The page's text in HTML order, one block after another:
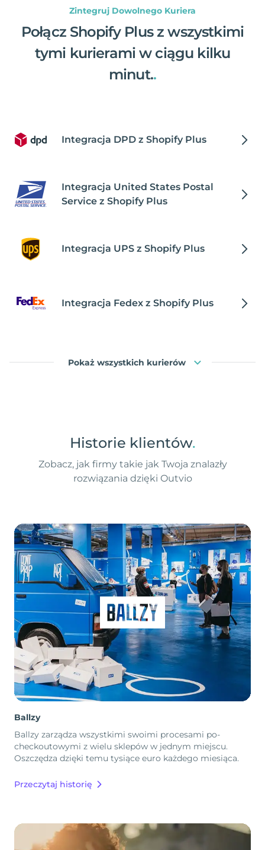
Zintegruj Dowolnego Kuriera
Połącz Shopify Plus z wszystkimi
tymi kurierami w ciągu kilku
minut..
Integracja DPD z Shopify Plus
Integracja United States Postal
Service z Shopify Plus
Integracja UPS z Shopify Plus
Integracja Fedex z Shopify Plus
Pokaż wszystkich kurierów
Historie klientów.
Zobacz, jak firmy takie jak Twoja znalazły
rozwiązania dzięki Outvio
Ballzy
Ballzy zarządza wszystkimi swoimi procesami po-
checkoutowymi z wielu sklepów w jednym miejscu.
Oszczędza dzięki temu tysiące euro każdego miesiąca.
Przeczytaj historię